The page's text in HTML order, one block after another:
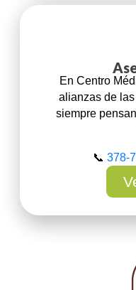
En Centro
alianzas de
siempre
📞 378-